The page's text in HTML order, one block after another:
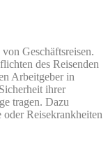
Geschäftsreisen.
des Reisenden
Arbeitgeber in
ihrer
tragen. Dazu
Reisekrankheiten